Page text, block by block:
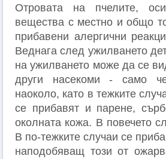
Отровата на пчелите,
вещества с местно и общо
прибавени алергични
Веднага след ужилването
на ужилването може да се
други насекоми - само
наоколо, като в тежките
се прибавят и парене,
околната кожа. В повечето
В по-тежките случаи се
наподобяващ този от